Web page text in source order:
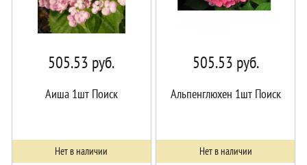
505.53 руб.
Аиша 1шт Поиск
Нет в наличии
505.53 руб.
Альпенглюхен 1шт Поиск
Нет в наличии